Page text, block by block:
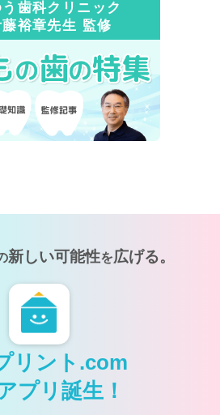
う歯科クリニック
藤裕章先生 監修
新しい可能性を広げる。
リント.com
プリ誕生！